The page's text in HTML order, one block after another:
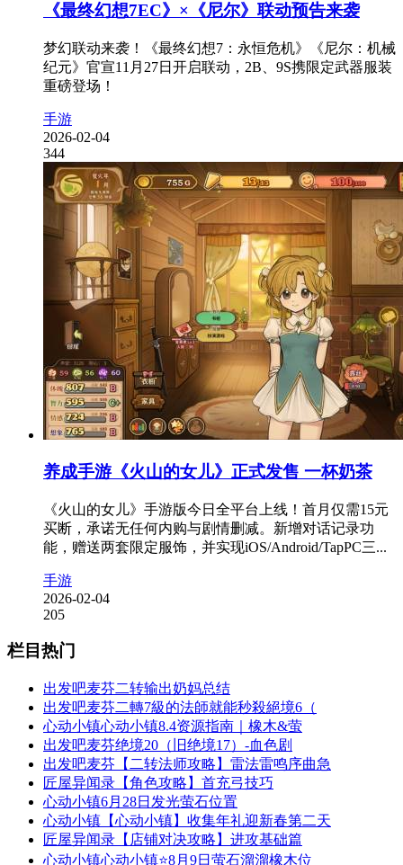
《最终幻想7EC》×《尼尔》联动预告来袭
梦幻联动来袭！《最终幻想7：永恒危机》《尼尔：机械
纪元》官宣11月27日开启联动，2B、9S携限定武器服装
重磅登场！
手游
2026-02-04
344
养成手游《火山的女儿》正式发售 一杯奶茶
《火山的女儿》手游版今日全平台上线！首月仅需15元
买断，承诺无任何内购与剧情删减。新增对话记录功
能，赠送两套限定服饰，并实现iOS/Android/TapPC三...
手游
2026-02-04
205
栏目热门
出发吧麦芬二转输出奶妈总结
出发吧麦芬二轉7級的法師就能秒殺絕境6（
心动小镇心动小镇8.4资源指南｜橡木&萤
出发吧麦芬绝境20（旧绝境17）-血色剧
出发吧麦芬【二转法师攻略】雷法雷鸣序曲急
匠屋异闻录【角色攻略】首充弓技巧
心动小镇6月28日发光萤石位置
心动小镇【心动小镇】收集年礼迎新春第二天
匠屋异闻录【店铺对决攻略】进攻基础篇
心动小镇心动小镇⭐8月9日萤石溜溜橡木位